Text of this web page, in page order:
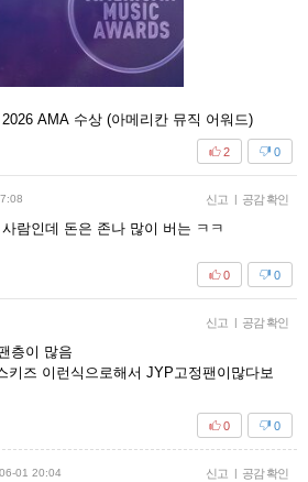
AMA 수상 (아메리칸 뮤직 어워드)
0
2
신고 | 공감 확인
람인데 돈은 존나 많이 버는 ㅋㅋ
0
0
신고 | 공감 확인
층이 많음
키즈 이런식으로해서 JYP고정팬이많다보
0
0
01 20:04 신고 | 공감 확인